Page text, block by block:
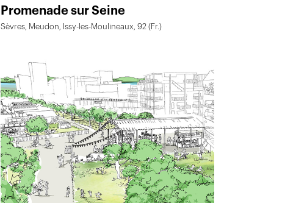
Promenade sur Seine
Sèvres, Meudon, Issy-les-Moulineaux, 92 (Fr.)